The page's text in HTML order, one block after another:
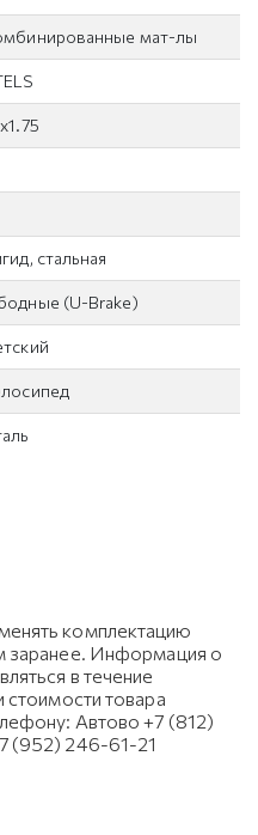
мат-лы
стальная
(U-Brake)
комплектацию
заранее. Информация о
в течение
стоимости товара
Автово +7 (812)
(952) 246-61-21